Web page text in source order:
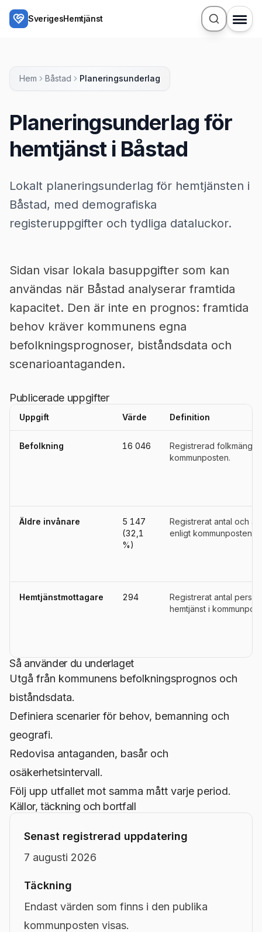
Hoppa till huvudinnehåll
SverigesHemtjänst
Hem Båstad Planeringsunderlag
Planeringsunderlag för
hemtjänst i Båstad
Lokalt planeringsunderlag för hemtjänsten i
Båstad, med demografiska
registeruppgifter och tydliga dataluckor.
Sidan visar lokala basuppgifter som kan
användas när Båstad analyserar framtida
kapacitet. Den är inte en prognos: framtida
behov kräver kommunens egna
befolkningsprognoser, biståndsdata och
scenarioantaganden.
Publicerade uppgifter
Uppgift Värde Definition
Befolkning 16 046
Registrerad folkmängd i
kommunposten.
Äldre invånare
5 147
(32,1
%)
Registrerat antal och
enligt kommunpostens
Hemtjänstmottagare 294
Registrerat antal
hemtjänst i
Så använder du underlaget
Utgå från kommunens befolkningsprognos och
biståndsdata.
Definiera scenarier för behov, bemanning och
geografi.
Redovisa antaganden, basår och
osäkerhetsintervall.
Följ upp utfallet mot samma mått varje period.
Källor, täckning och bortfall
Senast registrerad uppdatering
7 augusti 2026
Täckning
Endast värden som finns i den publika
kommunposten visas.